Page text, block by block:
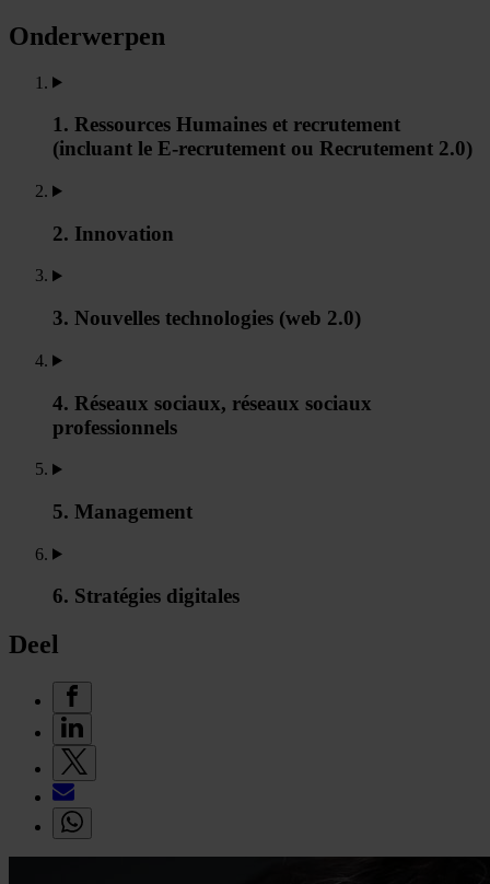
Onderwerpen
1. Ressources Humaines et recrutement
(incluant le E-recrutement ou Recrutement 2.0)
2. Innovation
3. Nouvelles technologies (web 2.0)
4. Réseaux sociaux, réseaux sociaux
professionnels
5. Management
6. Stratégies digitales
Deel